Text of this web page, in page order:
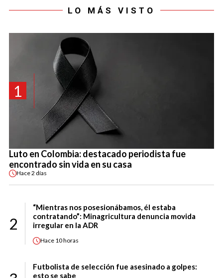
LO MÁS VISTO
1
Luto en Colombia: destacado periodista fue
encontrado sin vida en su casa
Hace2 días
2
“Mientras nos posesionábamos, él estaba
contratando”: Minagricultura denuncia movida
irregular en la ADR
Hace 10 horas
Futbolista de selección fue asesinado a golpes:
esto se sabe